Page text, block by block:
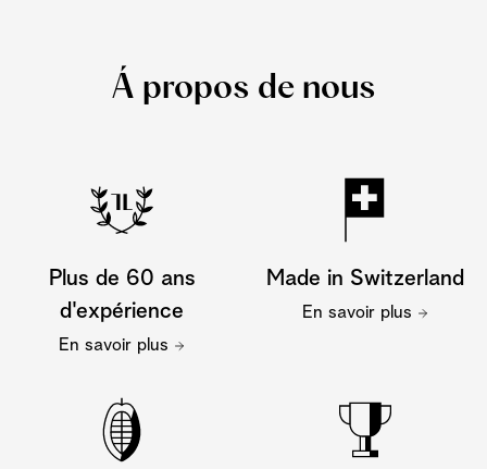
Á propos de nous
Plus de 60 ans
d'expérience
En savoir plus
Made in Switzerland
En savoir plus